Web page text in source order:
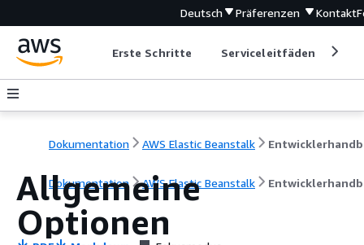
Deutsch Präferenzen Kontakt
Erste Schritte Serviceleitfäden
Dokumentation AWS Elastic Beanstalk
Dokumentation AWS Elastic Beanstalk
Allgemeine
Optionen